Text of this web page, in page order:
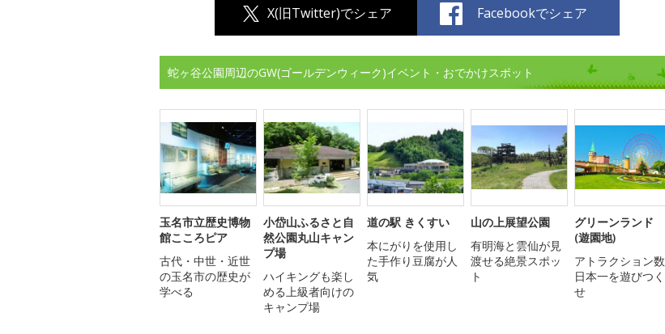
X(旧Twitter)でシェア Facebookでシェア
蛇ヶ谷公園周辺のGW(ゴールデンウィーク)イベント・おでかけスポット
玉名市立歴史博物
館こころピア
古代・中世・近世
の玉名市の歴史が
学べる
小岱山ふるさと自
然公園丸山キャン
プ場
ハイキングも楽し
める上級者向けの
キャンプ場
道の駅 きくすい
本にがりを使用し
た手作り豆腐が人
気
山の上展望公園
有明海と雲仙が見
渡せる絶景スポッ
ト
グリーンランド
(遊園地)
アトラクション数
日本一を遊びつく
せ